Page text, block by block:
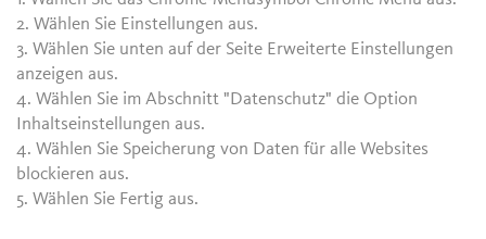
2. Wählen Sie Einstellungen aus.
3. Wählen Sie unten auf der Seite Erweiterte Einstellungen
anzeigen aus.
4. Wählen Sie im Abschnitt "Datenschutz" die Option
Inhaltseinstellungen aus.
4. Wählen Sie Speicherung von Daten für alle Websites
blockieren aus.
5. Wählen Sie Fertig aus.